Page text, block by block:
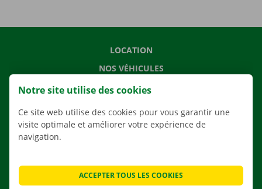
LOCATION
NOS VÉHICULES
NOS SERVICES
APPLI
Notre site utilise des cookies
Ce site web utilise des cookies pour vous garantir une
visite optimale et améliorer votre expérience de
navigation.
ACCEPTER TOUS LES COOKIES